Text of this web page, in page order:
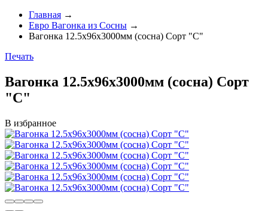
Главная →
Евро Вагонка из Сосны →
Вагонка 12.5х96х3000мм (сосна) Сорт "С"
Печать
Вагонка 12.5х96х3000мм (сосна) Сорт
"С"
В избранное